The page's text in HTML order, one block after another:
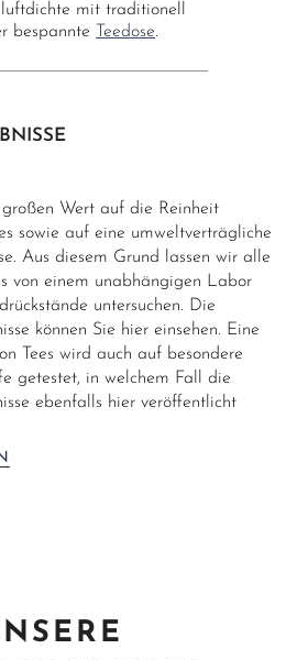
mit traditionell
bespannte
Teedose.
Wert auf die Reinheit
sowie auf eine umweltverträgliche
Aus diesem Grund lassen wir alle
von einem unabhängigen Labor
untersuchen. Die
können Sie hier einsehen. Eine
Tees wird auch auf besondere
getestet, in welchem Fall die
ebenfalls hier veröffentlicht